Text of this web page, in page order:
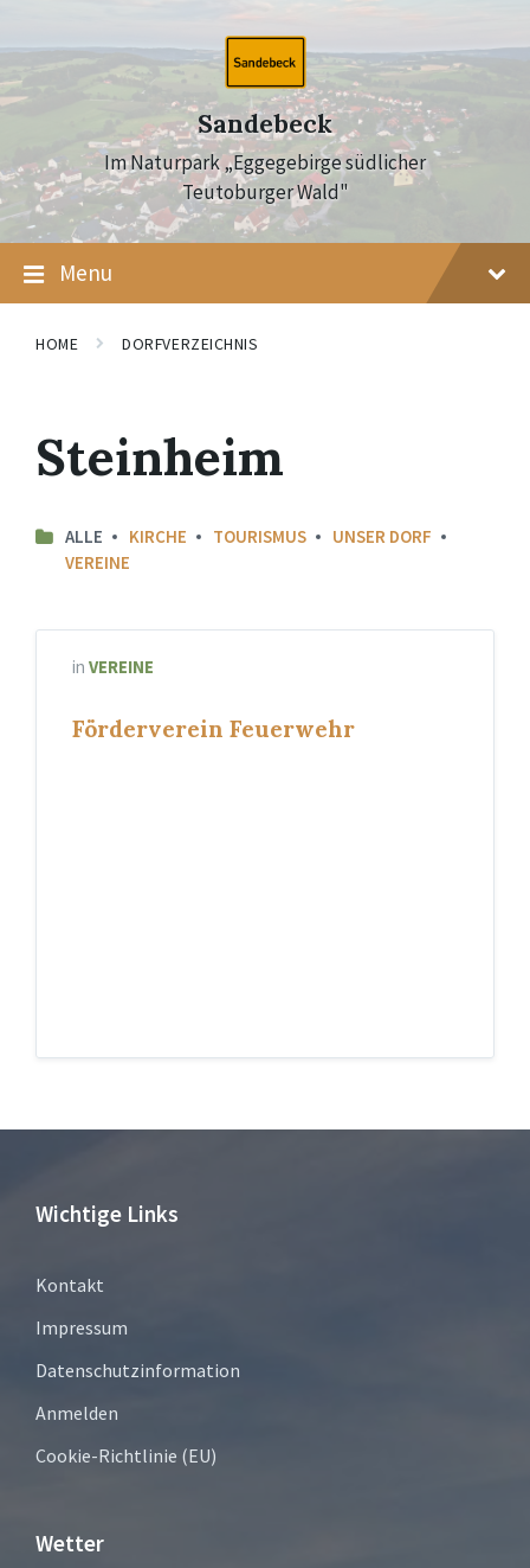
content
main
navigation
footer
Sandebeck
Im Naturpark „Eggegebirge südlicher
Teutoburger Wald"
Menu
HOME DORFVERZEICHNIS
Steinheim
ALLE KIRCHE TOURISMUS
UNSER DORF
VEREINE
in VEREINE
Förderverein Feuerwehr
Wichtige Links
Kontakt
Impressum
Datenschutzinformation
Anmelden
Cookie-Richtlinie (EU)
Wetter